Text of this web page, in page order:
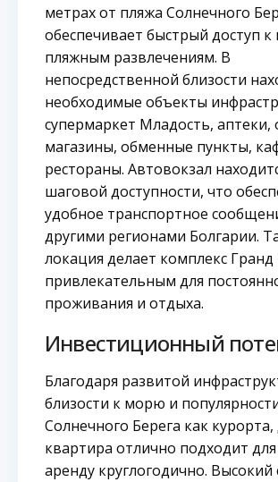
метрах от пляжа Солнечного
обеспечивает быстрый доступ
пляжным развлечениям. В
непосредственной близости
необходимые объекты
супермаркет Младость,
магазины, обменные пункты,
рестораны. Автовокзал
шаговой доступности, что
удобное транспортное
другими регионами Болгарии.
локация делает комплекс
привлекательным для
проживания и отдыха.
Инвестиционный
Благодаря развитой
близости к морю и
Солнечного Берега как курорта,
квартира отлично подходит
аренду круглогодично. Высокий